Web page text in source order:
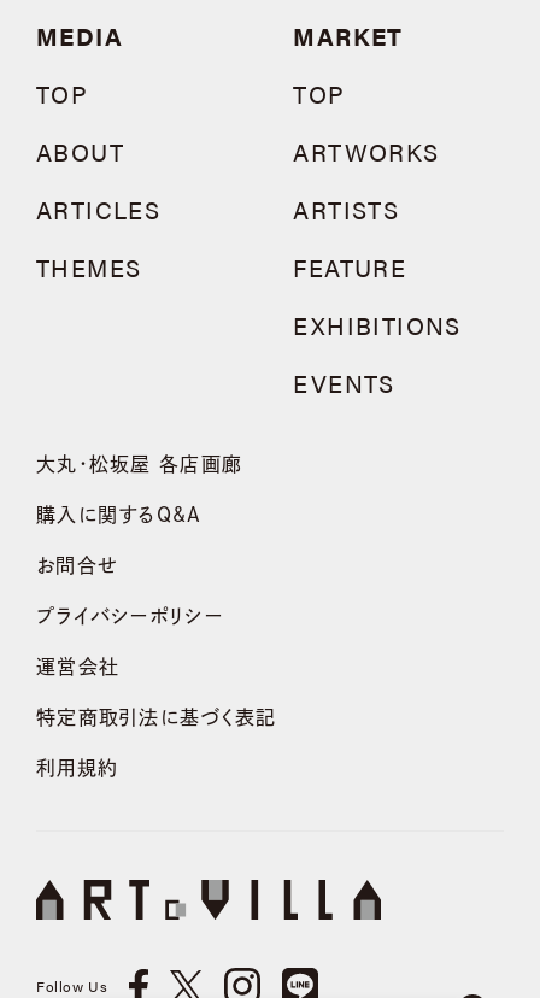
MEDIA
TOP
ABOUT
ARTICLES
THEMES
MARKET
TOP
ARTWORKS
ARTISTS
FEATURE
EXHIBITIONS
EVENTS
大丸・松坂屋 各店画廊
購入に関するQ&A
お問合せ
プライバシーポリシー
運営会社
特定商取引法に基づく表記
利用規約
Follow Us